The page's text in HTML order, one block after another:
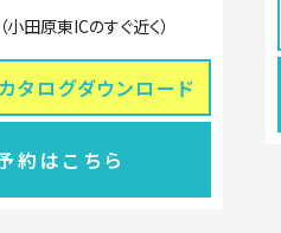
原東ICのすぐ近く）
カタログダウンロード
約はこちら